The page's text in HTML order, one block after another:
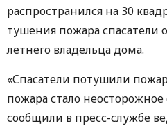
распространился на 30
тушения пожара спасатели
летнего владельца дома.
«Спасатели потушили
пожара стало
сообщили в пресс-службе